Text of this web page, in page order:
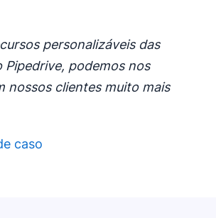
personalizáveis das
Pipedrive, podemos nos
nossos clientes muito mais
caso